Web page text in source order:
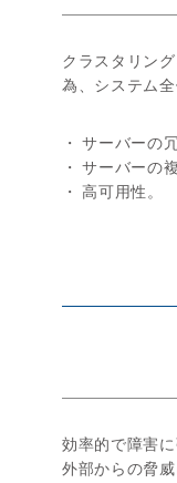
クラスタリン
為、システム
・ サーバーの
・ サーバーの
・ 高可用性。
効率的で障害
外部からの脅